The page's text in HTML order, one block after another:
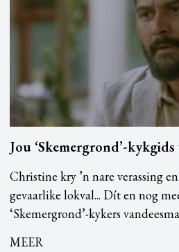
Jou ‘Skemergrond’-
Christine kry ’n nare verassing
gevaarlike lokval... Dít en nog
‘Skemergrond’-kykers
MEER